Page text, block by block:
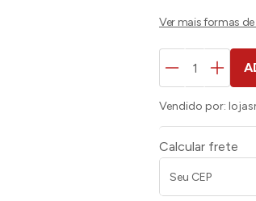
Vendido por:
Calcular frete